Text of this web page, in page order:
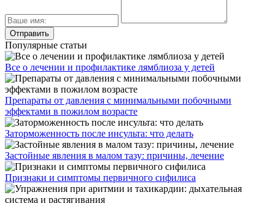
Популярные статьи
Все о лечении и профилактике лямблиоза у детей
Препараты от давления с минимальными побочными
эффектами в пожилом возрасте
Заторможенность после инсульта: что делать
Застойные явления в малом тазу: причины, лечение
Признаки и симптомы первичного сифилиса